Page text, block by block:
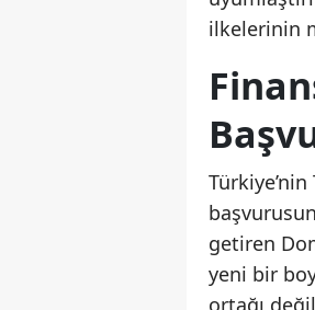
ilkelerinin
getiren
yeni bir
ortağı